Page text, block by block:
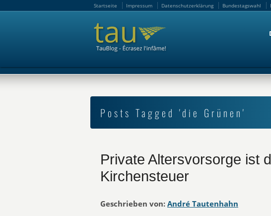
Startseite Impressum Datenschutzerklärung Bundestagswahl
Posts Tagged 'die Grünen'
Private Altersvorsorge ist
Kirchensteuer
Geschrieben von: André Tautenhahn
Startseite Impressum Datenschutzerklärung Bundestagswahl